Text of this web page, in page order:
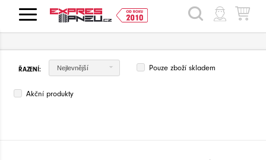
HLEDAT
ŘAZENÍ: Nejlevnější Pouze zboží skladem
Akční produkty